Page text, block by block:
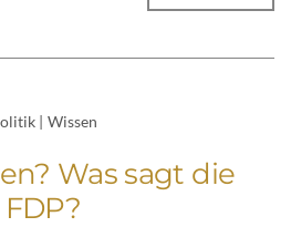
| Wissen
Was sagt die
FDP?